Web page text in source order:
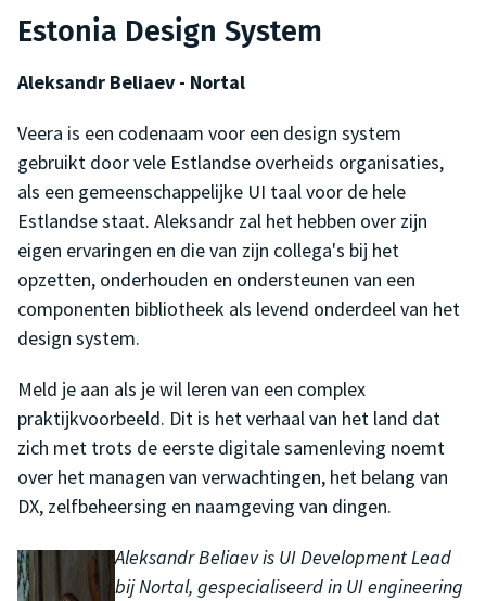
Estonia Design System
Aleksandr Beliaev - Nortal
Veera is een codenaam voor een design system
gebruikt door vele Estlandse overheids organisaties,
als een gemeenschappelijke UI taal voor de hele
Estlandse staat. Aleksandr zal het hebben over zijn
eigen ervaringen en die van zijn collega's bij het
opzetten, onderhouden en ondersteunen van een
componenten bibliotheek als levend onderdeel van het
design system.
Meld je aan als je wil leren van een complex
praktijkvoorbeeld. Dit is het verhaal van het land dat
zich met trots de eerste digitale samenleving noemt
over het managen van verwachtingen, het belang van
DX, zelfbeheersing en naamgeving van dingen.
Aleksandr Beliaev is UI Development Lead
bij Nortal, gespecialiseerd in UI engineering